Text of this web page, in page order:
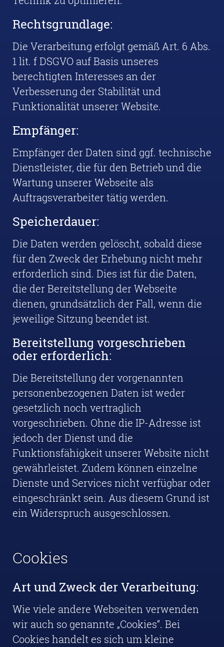
Rechtsgrundlage:
Die Verarbeitung erfolgt gemäß Art. 6 Abs.
1 lit. f DSGVO auf Basis unseres
berechtigten Interesses an der
Verbesserung der Stabilität und
Funktionalität unserer Website.
Empfänger:
Empfänger der Daten sind ggf. technische
Dienstleister, die für den Betrieb und die
Wartung unserer Webseite als
Auftragsverarbeiter tätig werden.
Speicherdauer:
Die Daten werden gelöscht, sobald diese
für den Zweck der Erhebung nicht mehr
erforderlich sind. Dies ist für die Daten,
die der Bereitstellung der Webseite
dienen, grundsätzlich der Fall, wenn die
jeweilige Sitzung beendet ist.
Bereitstellung vorgeschrieben
oder erforderlich:
Die Bereitstellung der vorgenannten
personenbezogenen Daten ist weder
gesetzlich noch vertraglich
vorgeschrieben. Ohne die IP-Adresse ist
jedoch der Dienst und die
Funktionsfähigkeit unserer Website nicht
gewährleistet. Zudem können einzelne
Dienste und Services nicht verfügbar oder
eingeschränkt sein. Aus diesem Grund ist
ein Widerspruch ausgeschlossen.
Cookies
Art und Zweck der Verarbeitung:
Wie viele andere Webseiten verwenden
wir auch so genannte „Cookies“. Bei
Cookies handelt es sich um kleine